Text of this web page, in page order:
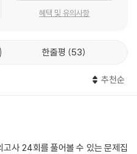
혜택 및 유의사항
한줄평 53
추천순
고사 24회를 풀어볼 수 있는 문제집